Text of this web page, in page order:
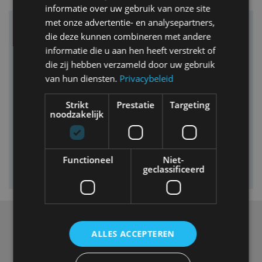
Vind je auto in onze database
Over ons
Op AutoRAI.nl vind je alles waar het hart van een
autoliefhebber sneller van gaat kloppen. In beeld én geluid,
van stadsauto tot supercar.
levert je het laatste
informatie over uw gebruik van onze site
met onze advertentie- en analysepartners,
die deze kunnen combineren met andere
informatie die u aan hen heeft verstrekt of
die zij hebben verzameld door uw gebruik
van hun diensten. Privacybeleid
Strikt
noodzakelijk
Prestatie Targeting
Functioneel
Niet-
geclassificeerd
ALLES ACCEPTEREN